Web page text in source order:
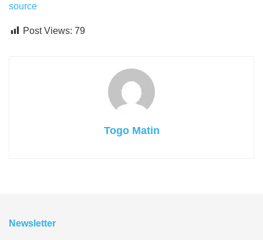
source
Post Views: 79
Togo Matin
Newsletter